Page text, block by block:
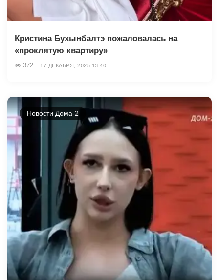
Кристина Бухынбалтэ пожаловалась на
«проклятую квартиру»
372 17 ДЕКАБРЯ, 2025 13:40
Новости Дома-2